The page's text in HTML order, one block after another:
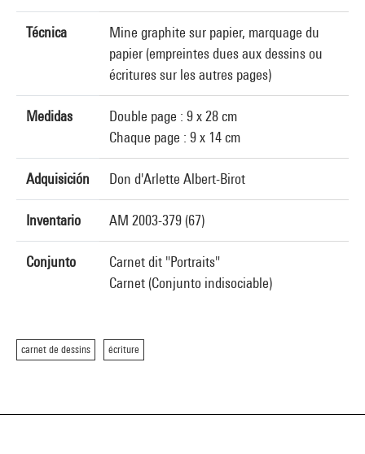
Técnica
Mine graphite sur papier, marquage du
papier (empreintes dues aux dessins ou
écritures sur les autres pages)
Medidas
Double page : 9 x 28 cm
Chaque page : 9 x 14 cm
Adquisición Don d'Arlette Albert-Birot
Inventario AM 2003-379 (67)
Conjunto
Carnet dit "Portraits"
Carnet (Conjunto indisociable)
carnet de dessins écriture